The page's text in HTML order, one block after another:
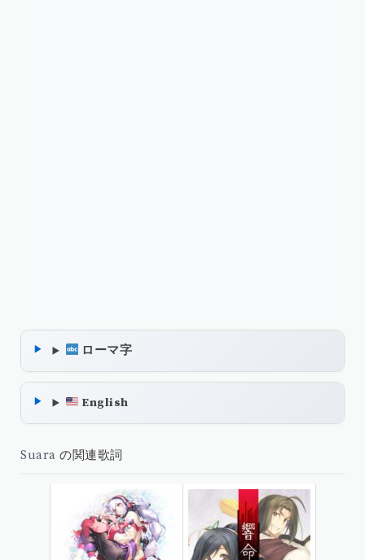
ローマ字
English
Suara の関連歌詞